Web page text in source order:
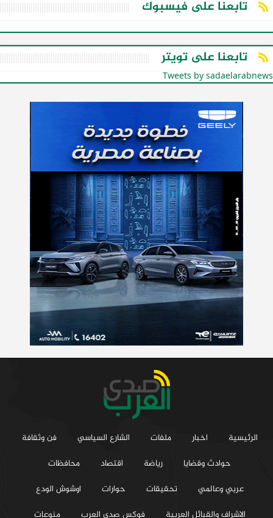
تابعنا على فيسبوك
تابعنا على تويتر
Tweets by sadaelarabnews
الرئيسية اخبار ملفات الشارع السياسي
فن وثقافة
حوادث وقضايا
رياضة اقتصاد
محافظات
عربي وعالمي
تحقيقات حوارات
اوشوش الودع
الاشراف والقبائل العربية
فوكس صدي العرب منوعات